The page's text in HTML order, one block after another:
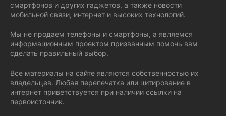
смартфонов и других гаджетов, а также новости
мобильной связи, интернет и высоких технологий.
Мы не продаем телефоны и смартфоны, а являемся
информационным проектом призванным помочь вам
сделать правильный выбор.
Все материалы на сайте являются собственностью их
владельцев. Любая перепечатка или цитирование в
интернет приветствуется при наличии ссылки на
первоисточник.